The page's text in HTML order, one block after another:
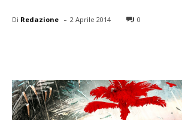
Di Redazione - 2 Aprile 2014 0